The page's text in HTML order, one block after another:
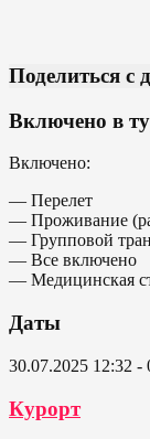
Поделиться с
Включено в
Включено:
— Перелет
— Проживание
— Групповой
— Все включено
— Медицинская
Даты
30.07.2025 12:32 -
Курорт